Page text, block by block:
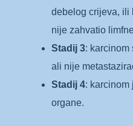
debelog crijeva, ili
nije zahvatio
Stadij 3: karcinom
ali nije
Stadij 4: karcinom
organe.